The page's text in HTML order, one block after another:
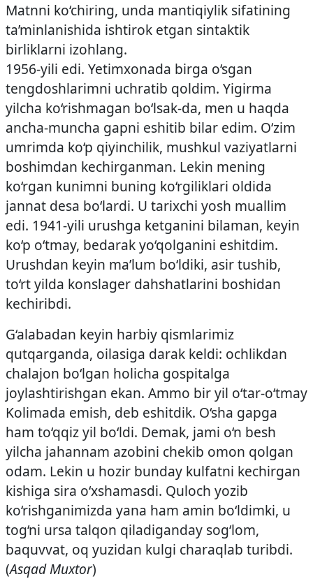
Matnni ko‘chiring, unda mantiqiylik sifatining
ta’minlanishida ishtirok etgan sintaktik
birliklarni izohlang.
1956-yili edi. Yetimxonada birga o‘sgan
tengdoshlarimni uchratib qoldim. Yigirma
yilcha ko‘rishmagan bo‘lsak-da, men u haqda
ancha-muncha gapni eshitib bilar edim. O‘zim
umrimda ko‘p qiyinchilik, mushkul vaziyatlarni
boshimdan kechirganman. Lekin mening
ko‘rgan kunimni buning ko‘rgiliklari oldida
jannat desa bo‘lardi. U tarixchi yosh muallim
edi. 1941-yili urushga ketganini bilaman, keyin
ko‘p o‘tmay, bedarak yo‘qolganini eshitdim.
Urushdan keyin ma’lum bo‘ldiki, asir tushib,
to‘rt yilda konslager dahshatlarini boshidan
kechiribdi.
G‘alabadan keyin harbiy qismlarimiz
qutqarganda, oilasiga darak keldi: ochlikdan
chalajon bo‘lgan holicha gospitalga
joylashtirishgan ekan. Ammo bir yil o‘tar-o‘tmay
Kolimada emish, deb eshitdik. O‘sha gapga
ham to‘qqiz yil bo‘ldi. Demak, jami o‘n besh
yilcha jahannam azobini chekib omon qolgan
odam. Lekin u hozir bunday kulfatni kechirgan
kishiga sira o‘xshamasdi. Quloch yozib
ko‘rishganimizda yana ham amin bo‘ldimki, u
tog‘ni ursa talqon qiladiganday sog‘lom,
baquvvat, oq yuzidan kulgi charaqlab turibdi.
(Asqad Muxtor)